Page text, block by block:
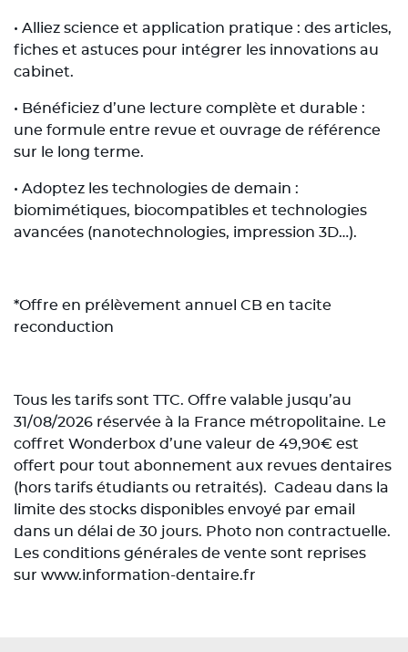
• Alliez science et application pratique : des articles,
fiches et astuces pour intégrer les innovations au
cabinet.
• Bénéficiez d’une lecture complète et durable :
une formule entre revue et ouvrage de référence
sur le long terme.
• Adoptez les technologies de demain :
biomimétiques, biocompatibles et technologies
avancées (nanotechnologies, impression 3D…).
*Offre en prélèvement annuel CB en tacite
reconduction
Tous les tarifs sont TTC. Offre valable jusqu’au
31/08/2026 réservée à la France métropolitaine. Le
coffret Wonderbox d’une valeur de 49,90€ est
offert pour tout abonnement aux revues dentaires
(hors tarifs étudiants ou retraités). Cadeau dans la
limite des stocks disponibles envoyé par email
dans un délai de 30 jours. Photo non contractuelle.
Les conditions générales de vente sont reprises
sur www.information-dentaire.fr